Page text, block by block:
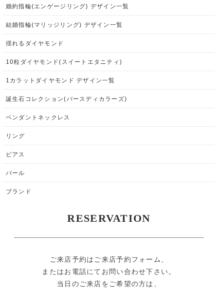
婚約指輪(エンゲージリング) デザイン一覧
結婚指輪(マリッジリング) デザイン一覧
揺れるダイヤモンド
10粒ダイヤモンド(スイートエタニティ)
1カラットダイヤモンド デザイン一覧
誕生石コレクション(バースディカラーズ)
ペンダントネックレス
リング
ピアス
パール
ブランド
RESERVATION
ご来店予約はご来店予約フォーム、
またはお電話にてお問い合わせ下さい。
当日のご来店をご希望の方は、